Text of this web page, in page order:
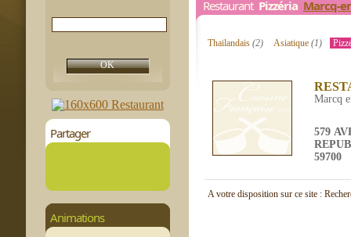
Partager
Animations
Restaurant Pizzéria Marcq-
Thailandais (2) Asiatique(1)
Marcq
579
59700
A votre disposition sur ce site :